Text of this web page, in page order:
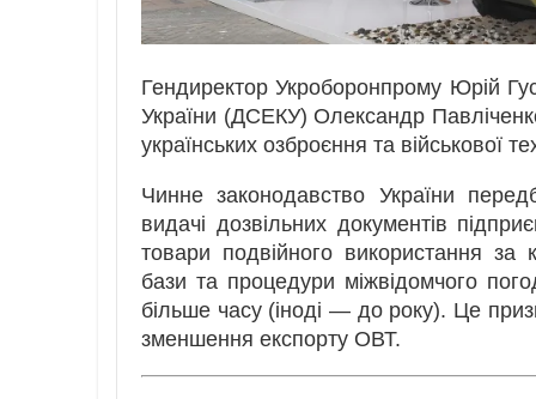
Гендиректор Укроборонпрому Юрій
України (ДСЕКУ) Олександр
українських озброєння та військової
Чинне законодавство України
видачі дозвільних документів
товари подвійного використання за
бази та процедури міжвідомчого
більше часу (іноді — до року). Це
зменшення експорту ОВТ.